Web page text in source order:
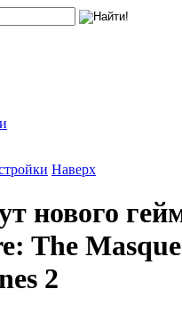
Наверх
нового
The
2